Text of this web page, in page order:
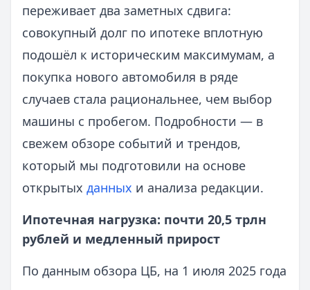
переживает два заметных сдвига:
совокупный долг по ипотеке вплотную
подошёл к историческим максимумам, а
покупка нового автомобиля в ряде
случаев стала рациональнее, чем выбор
машины с пробегом. Подробности — в
свежем обзоре событий и трендов,
который мы подготовили на основе
открытых данных и анализа редакции.
Ипотечная нагрузка: почти 20,5 трлн
рублей и медленный прирост
По данным обзора ЦБ, на 1 июля 2025 года